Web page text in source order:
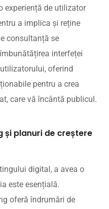
experiență de utilizator
a implica și reține
consultanță se
interfeței
oferind
pentru a crea
care vă încântă publicul.
și planuri de creștere
digital, a avea o
este esențială.
oferă îndrumări de